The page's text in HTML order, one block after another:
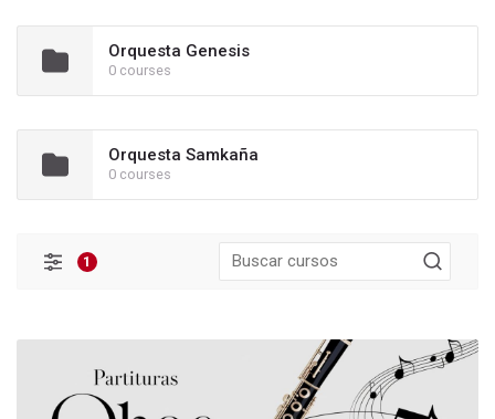
Orquesta Genesis
0 courses
Orquesta Samkaña
0 courses
Filtros
1